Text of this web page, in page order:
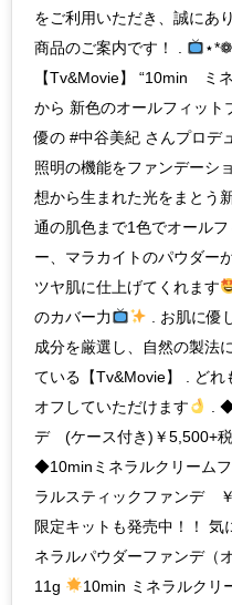
をご利用いただき、誠にあ
商品のご案内です！ .
【Tv&Movie】 “10min ミ
から 新色のオールフィット
優の #中谷美紀 さんプロデ
照明の機能をファンデーシ
想から生まれた光をまとう
通の肌色まで1色でオール
ー、マラカイトのパウダー
ツヤ肌に仕上げてくれます
のカバー力
. お肌に優
成分を厳選し、自然の製法
ている【Tv&Movie】 . ど
オフしていただけます
.
デ (ケース付き)￥5,500+
◆10minミネラルクリーム
ラルスティックファンデ
限定キットも発売中！！
ネラルパウダーファンデ（
11g
10min ミネラルクリ